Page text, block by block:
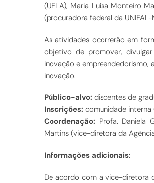
(UFLA), Maria Luísa Monteiro
(procuradora federal da UNIFAL-
As atividades ocorrerão em
objetivo de promover,
inovação e empreendedorismo,
inovação.
Público-alvo: discentes de
Inscrições: comunidade interna
Coordenação: Profa. Daniela
Martins (vice-diretora da
Informações adicionais:
De acordo com a vice-diretora